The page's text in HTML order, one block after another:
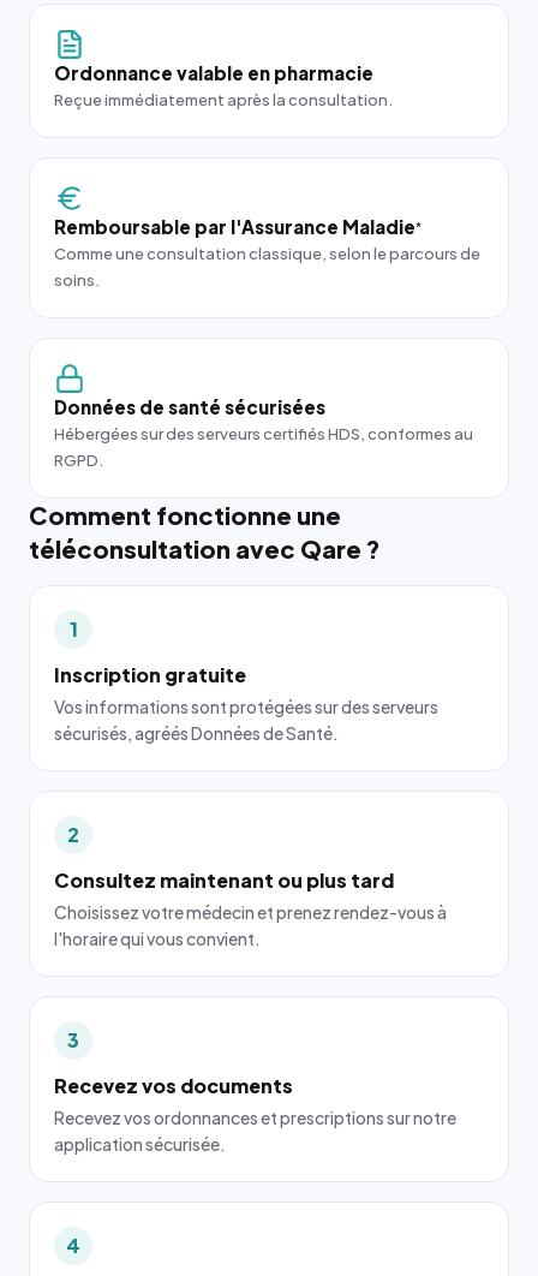
Ordonnance valable en pharmacie
Reçue immédiatement après la consultation.
Remboursable par l'Assurance Maladie*
Comme une consultation classique, selon le parcours de
soins.
Données de santé sécurisées
Hébergées sur des serveurs certifiés HDS, conformes au
RGPD.
Comment fonctionne une
téléconsultation avec Qare ?
1
Inscription gratuite
Vos informations sont protégées sur des serveurs
sécurisés, agréés Données de Santé.
2
Consultez maintenant ou plus tard
Choisissez votre médecin et prenez rendez-vous à
l'horaire qui vous convient.
3
Recevez vos documents
Recevez vos ordonnances et prescriptions sur notre
application sécurisée.
4